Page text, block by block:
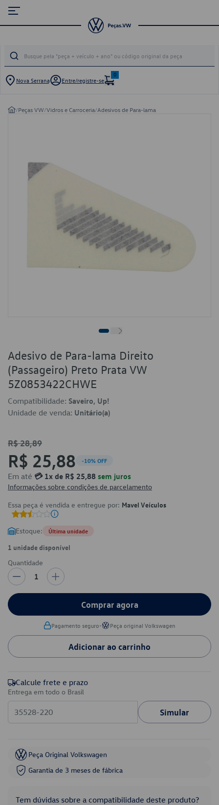
Nova Serrana Entre/registre-se
0
/Peças VW/Vidros e Carroceria/Adesivos de Para-lama
Adesivo de Para-lama Direito
(Passageiro) Preto Prata VW
5Z0853422CHWE
Compatibilidade: Saveiro, Up!
Unidade de venda: Unitário(a)
R$ 28,89
R$ 25,88 -10% OFF
Em até 💳 1x de R$ 25,88 sem juros
Informações sobre condições de parcelamento
Essa peça é vendida e entregue por: Mavel Veículos
Estoque: Última unidade
1 unidade disponível
Quantidade
1
Comprar agora
Pagamento seguro• Peça original Volkswagen
Adicionar ao carrinho
Calcule frete e prazo
Entrega em todo o Brasil
Simular
Peça Original Volkswagen
Garantia de 3 meses de fábrica
Tem dúvidas sobre a compatibilidade deste produto?